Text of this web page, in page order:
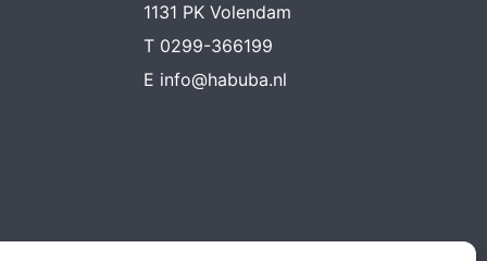
1131 PK Volendam
T 0299-366199
E info@habuba.nl